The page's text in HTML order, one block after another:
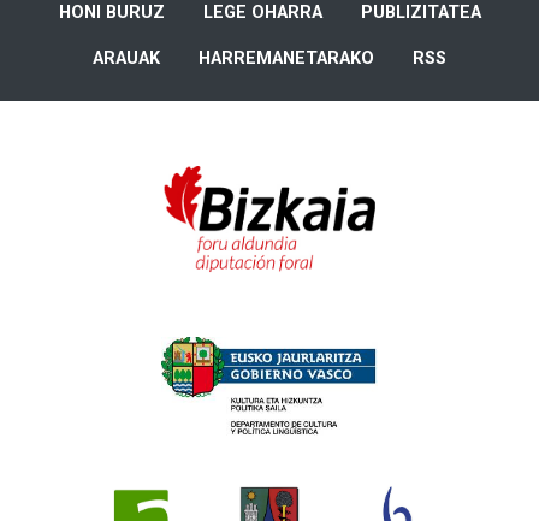
HONI BURUZ LEGE OHARRA PUBLIZITATEA
ARAUAK HARREMANETARAKO RSS